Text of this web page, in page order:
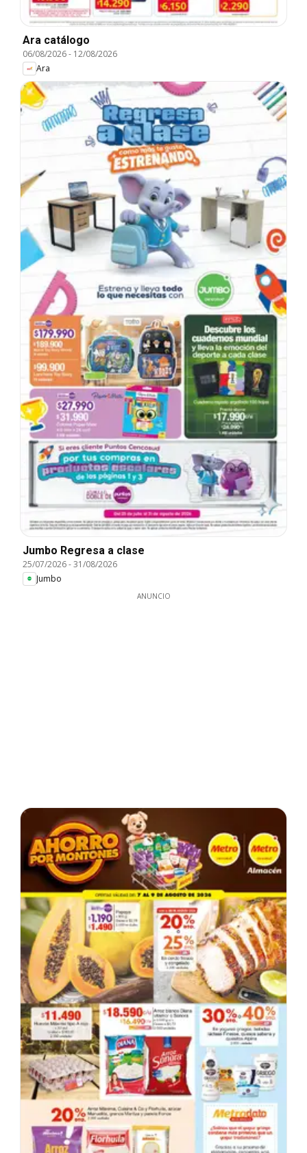
Ara catálogo
06/08/2026- 12/08/2026
Ara
Jumbo Regresa a clase
25/07/2026-31/08/2026
Jumbo
ANUNCIO